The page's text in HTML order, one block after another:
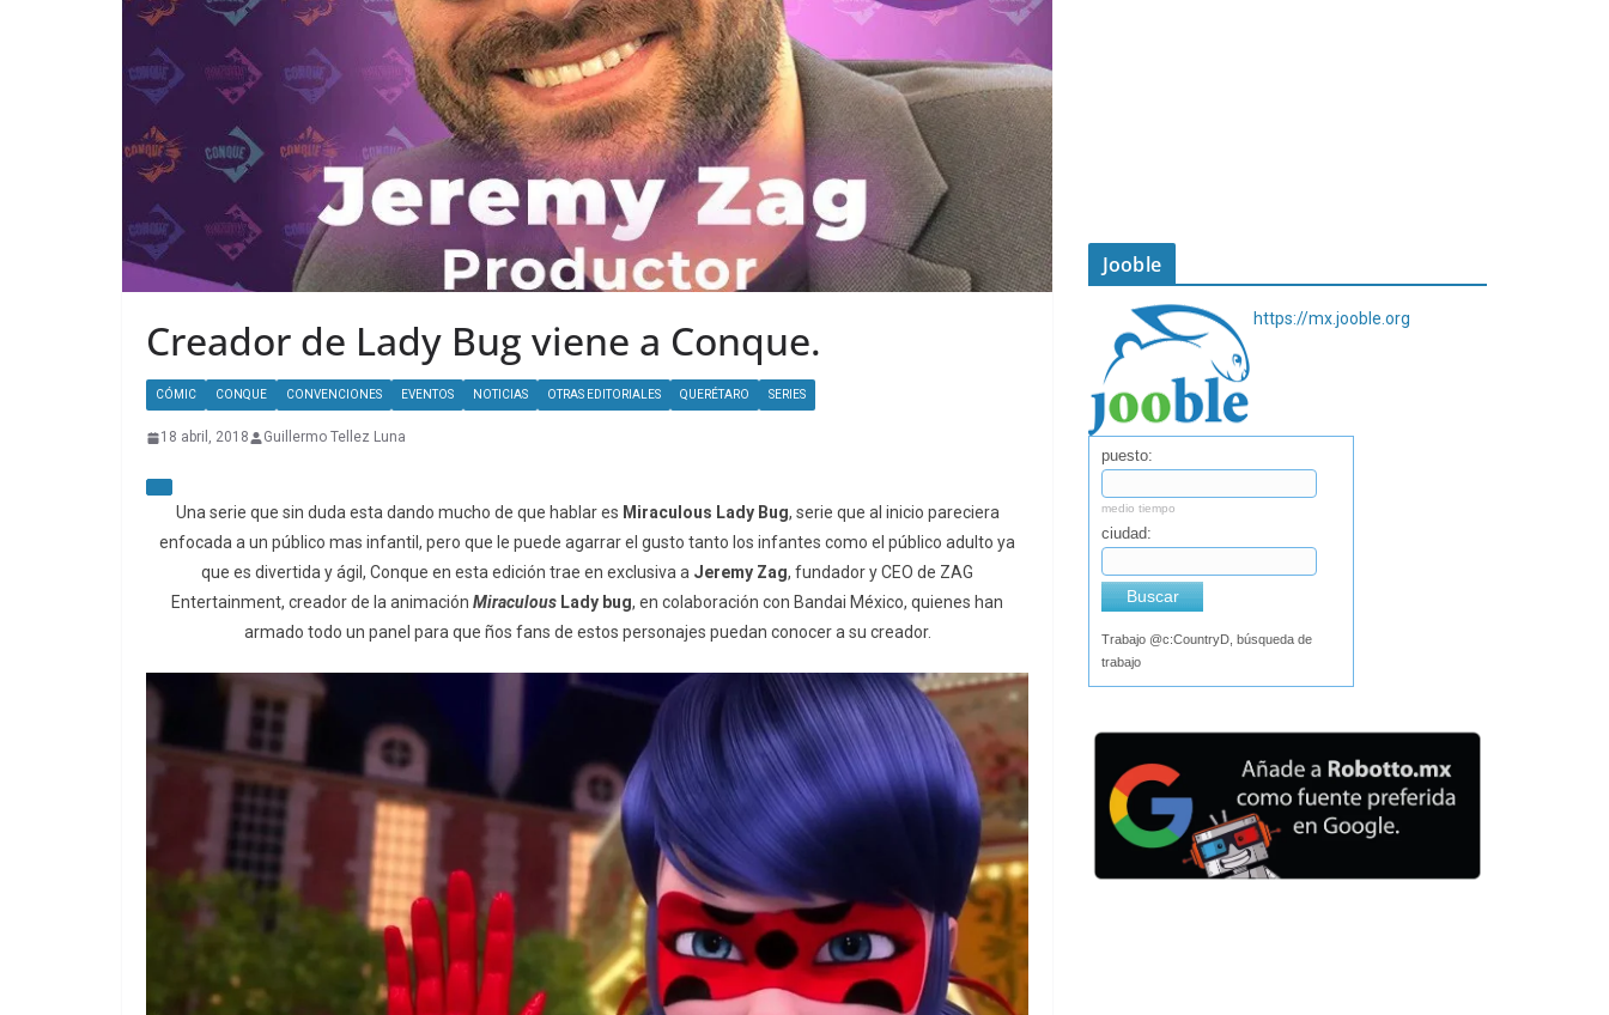
Creador de Lady Bug viene a Conque.
CÓMIC CONQUE CONVENCIONES EVENTOS NOTICIAS OTRAS EDITORIALES QUERÉTARO SERIES
18 abril, 2018 Guillermo Tellez Luna
Una serie que sin duda esta dando mucho de que hablar es Miraculous Lady Bug, serie que al inicio pareciera
enfocada a un público mas infantil, pero que le puede agarrar el gusto tanto los infantes como el público adulto ya
que es divertida y ágil, Conque en esta edición trae en exclusiva a Jeremy Zag, fundador y CEO de ZAG
Entertainment, creador de la animación Miraculous Lady bug, en colaboración con Bandai México, quienes han
armado todo un panel para que ños fans de estos personajes puedan conocer a su creador.
Jooble
https://mx.jooble.org
puesto:
medio tiempo
ciudad:
Buscar
Trabajo @c:CountryD, búsqueda de
trabajo